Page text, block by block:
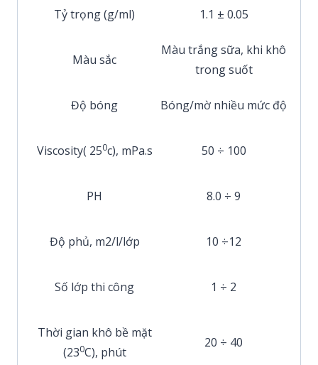
Tỷ trọng (g/ml) 1.1 ± 0.05
Màu sắc
Màu trắng sữa, khi khô
trong suốt
Độ bóng Bóng/mờ nhiều mức độ
Viscosity( 250c), mPa.s 50 ÷ 100
PH 8.0 ÷ 9
Độ phủ, m2/l/lớp 10 ÷12
Số lớp thi công 1 ÷ 2
Thời gian khô bề mặt
(230C), phút
20 ÷ 40